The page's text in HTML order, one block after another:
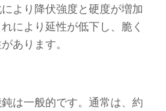
より降伏強度と硬度が増加
により延性が低下し、脆く
あります。
は一般的です。通常は、約